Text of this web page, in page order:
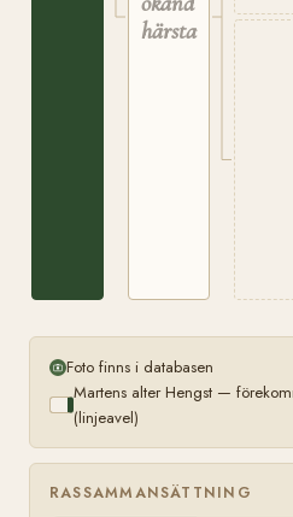
härstamning
Foto finns i databasen
Martens alter Hengst —
(linjeavel)
RASSAMMANSÄTTNING